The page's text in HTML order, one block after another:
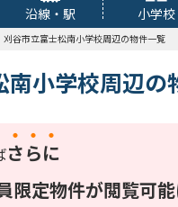
沿線・駅 小学校
刈谷市立富士松南小学校周辺の物件一覧
小学校周辺の
さらに
限定物件が閲覧可